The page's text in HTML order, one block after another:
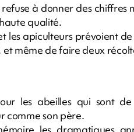
à donner des chiffres
qualité.
les apiculteurs prévoient
même de faire deux
les abeilles qui sont de
comme son père.
les dramatiques